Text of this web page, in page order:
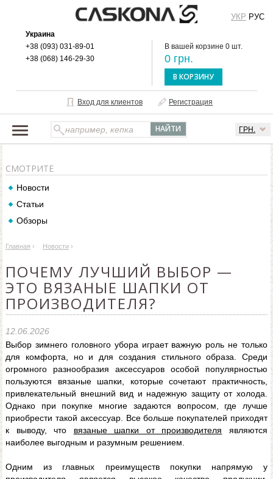
Украина
+38 (093) 031-89-01
+38 (068) 146-29-30
В вашей корзине 0 шт.
0 грн.
В КОРЗИНУ
Вход для клиентов Регистрация
ГРН.
УКР РУС
О БРЕНДЕ
ДОСТАВКА И ОПЛАТА
ОПТОВЫМ КЛИЕНТАМ
КОНТАКТЫ
СМОТРИТЕ
Новости
Статьи
Обзоры
Главная › Новости ›
ПОЧЕМУ ЛУЧШИЙ ВЫБОР —
ЭТО ВЯЗАНЫЕ ШАПКИ ОТ
ПРОИЗВОДИТЕЛЯ?
12.06.2026
Выбор зимнего головного убора играет важную роль не только
для комфорта, но и для создания стильного образа. Среди
огромного разнообразия аксессуаров особой популярностью
пользуются вязаные шапки, которые сочетают практичность,
привлекательный внешний вид и надежную защиту от холода.
Однако при покупке многие задаются вопросом, где лучше
приобрести такой аксессуар. Все больше покупателей приходят
к выводу, что вязаные шапки от производителя являются
наиболее выгодным и разумным решением.
Одним из главных преимуществ покупки напрямую у